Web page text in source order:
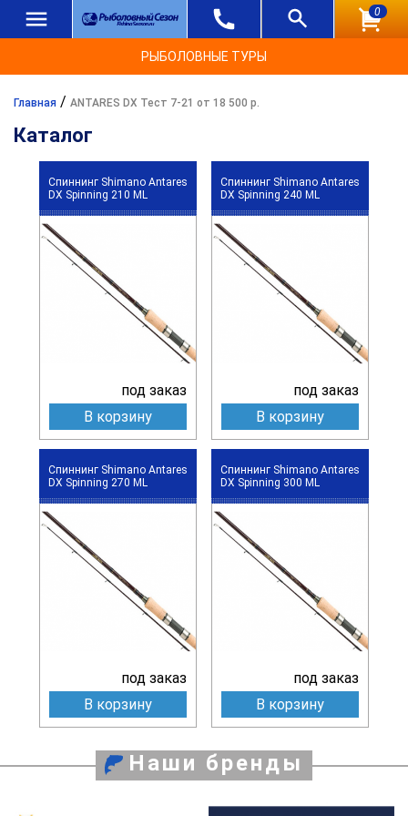
0
РЫБОЛОВНЫЕ ТУРЫ
Главная / ANTARES DX Тест 7-21 от 18 500 р.
Каталог
Спиннинг Shimano Antares
DX Spinning 210 ML
под заказ
В корзину
Спиннинг Shimano Antares
DX Spinning 240 ML
под заказ
В корзину
Спиннинг Shimano Antares
DX Spinning 270 ML
под заказ
В корзину
Спиннинг Shimano Antares
DX Spinning 300 ML
под заказ
В корзину
Наши бренды